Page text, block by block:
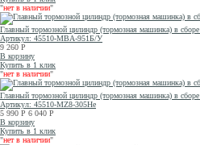
"нет в наличии"
Главный тормозной цилиндр (тормозная машинка) в
Артикул: 45510-MBA-951Б/У
9 260 Р
В корзину
Купить в 1 клик
"нет в наличии"
Главный тормозной цилиндр (тормозная машинка) в
Артикул: 45510-MZ8-305He
5 990 Р 6 040 Р
В корзину
Купить в 1 клик
"нет в наличии"